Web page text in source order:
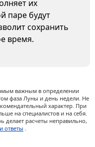
их
паре будут
сохранить
время.
важным в определении
фаза Луны и день недели. Не
характер. При
на специалистов и на себя.
делает расчеты неправильно,
ответы .